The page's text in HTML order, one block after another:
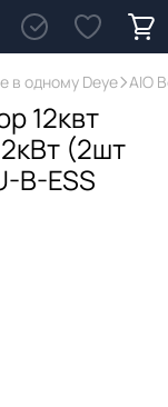
в одному Deye AIO
12квт
(2шт
B-ESS